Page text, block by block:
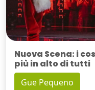
Nuova Scena: i
più in alto di tutti
Gue Pequeno